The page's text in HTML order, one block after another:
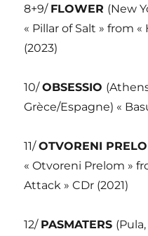
8+9/ FLOWER (New
« Pillar of Salt » from
(2023)
10/OBSESSIO
Grèce/Espagne) «
11/OTVORENI
« Otvoreni Prelom »
Attack » CDr (2021)
12/ PASMATERS